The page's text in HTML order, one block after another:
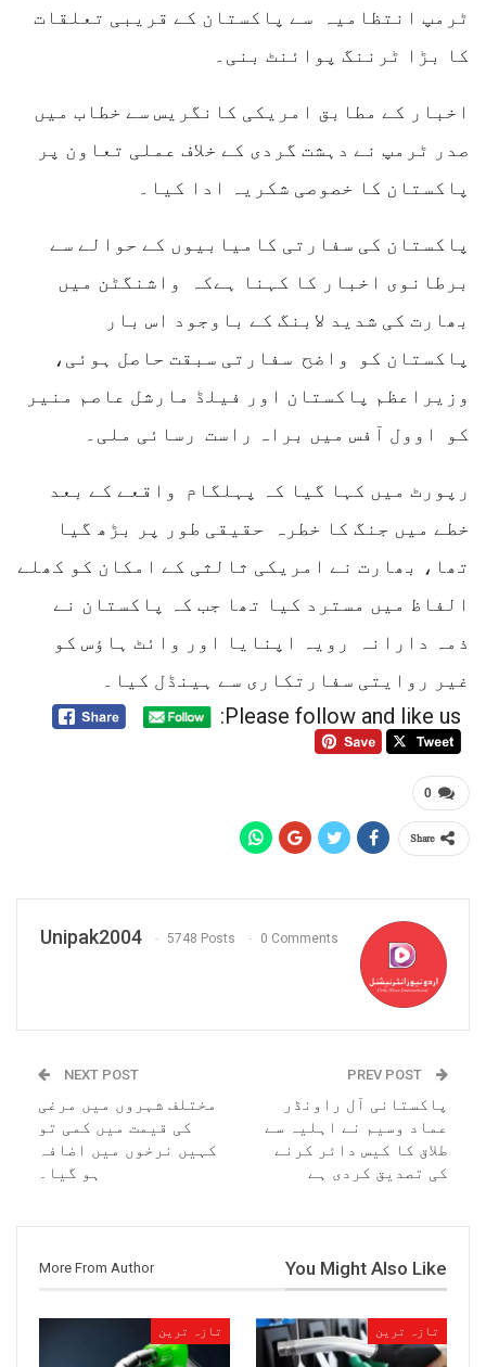
ٹرمپ انتظامیہ سے پاکستان کے قریبی تعلقات
کا بڑا ٹرننگ پوائنٹ بنی۔
اخبار کے مطابق امریکی کانگریس سے خطاب میں
صدر ٹرمپ نے دہشت گردی کے خلاف عملی تعاون پر
پاکستان کا خصوصی شکریہ ادا کیا۔
پاکستان کی سفارتی کامیابیوں کے حوالے سے
برطانوی اخبار کا کہنا ہےکہ واشنگٹن میں
بھارت کی شدید لابنگ کے باوجود اس بار
پاکستان کو واضح سفارتی سبقت حاصل ہوئی،
وزیراعظم پاکستان اور فیلڈ مارشل عاصم منیر
کو اوول آفس میں براہ راست رسائی ملی۔
رپورٹ میں کہا گیا کہ پہلگام واقعے کے بعد
خطے میں جنگ کا خطرہ حقیقی طور پر بڑھ گیا
تھا، بھارت نے امریکی ثالثی کے امکان کو کھلے
الفاظ میں مسترد کیا تھا جب کہ پاکستان نے
ذمہ دارانہ رویہ اپنایا اور وائٹ ہاؤس کو
غیر روایتی سفارتکاری سے ہینڈل کیا۔
Please follow and like us:
0
Share
Unipak2004 5748 Posts 0 Comments
پاکستانی آل راونڈر
عماد وسیم نے اہلیہ سے
طلاق کا کیس دائر کرنے
کی تصدیق کردی ہے
NEXT POST
مختلف شہروں میں مرغی
کی قیمت میں کمی تو
کہیں نرخوں میں اضافہ
ہو گیا۔
You Might Also Like
More From Author
تازہ ترین تازہ ترین